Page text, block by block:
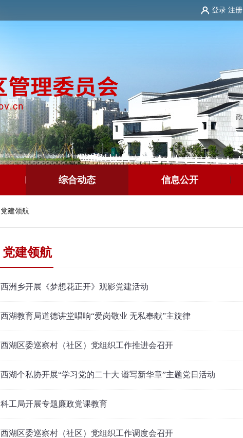
登录 注册
综合动态 信息公开
党建领航
党建领航
西洲乡开展《梦想花正开》观影党建活动
西湖教育局道德讲堂唱响“爱岗敬业 无私奉献”主旋律
西湖区委巡察村（社区）党组织工作推进会召开
西湖个私协开展“学习党的二十大 谱写新华章”主题党日活动
科工局开展专题廉政党课教育
西湖区委巡察村（社区）党组织工作调度会召开